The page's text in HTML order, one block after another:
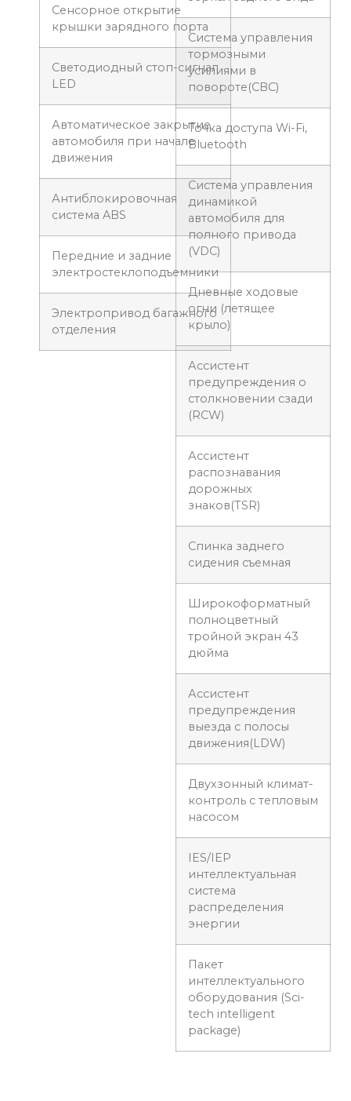
Сенсорное открытие
крышки зарядного порта
Светодиодный стоп-сигнал
LED
Автоматическое закрытие
автомобиля при начале
движения
Антиблокировочная
система ABS
Передние и задние
электростеклоподъемники
Электропривод багажного
отделения
Система управления
тормозными
усилиями в
повороте(CBC)
Точка доступа Wi-Fi,
Bluetooth
Система управления
динамикой
автомобиля для
полного привода
(VDC)
Дневные ходовые
огни (летящее
крыло)
Ассистент
предупреждения о
столкновении сзади
(RCW)
Ассистент
распознавания
дорожных
знаков(TSR)
Спинка заднего
сидения съемная
Широкоформатный
полноцветный
тройной экран 43
дюйма
Ассистент
предупреждения
выезда с полосы
движения(LDW)
Двухзонный климат-
контроль с тепловым
насосом
IES/IEP
интеллектуальная
система
распределения
энергии
Пакет
интеллектуального
оборудования (Sci-
tech intelligent
package)